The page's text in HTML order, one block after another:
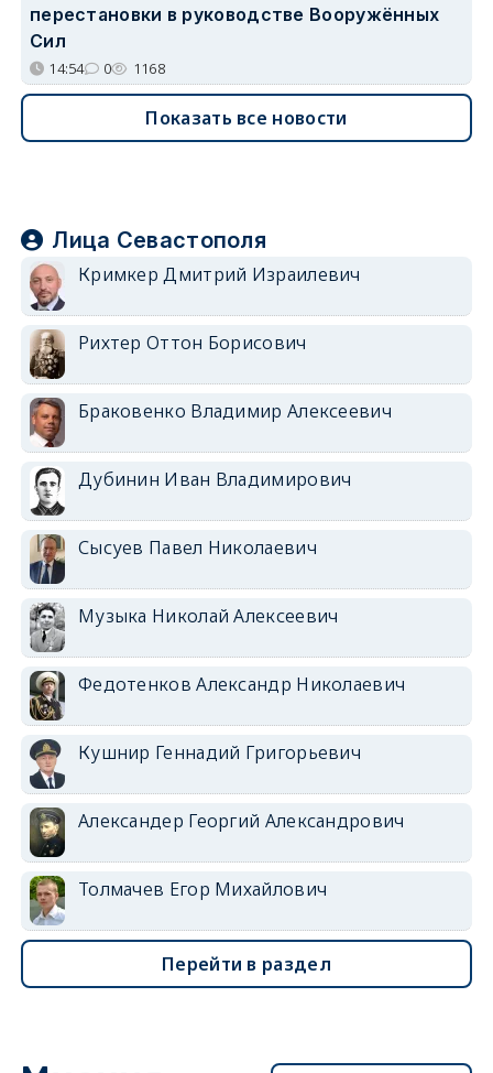
перестановки в руководстве Вооружённых
Сил
14:54 0 1168
Показать все новости
Лица Севастополя
Кримкер Дмитрий Израилевич
Рихтер Оттон Борисович
Браковенко Владимир Алексеевич
Дубинин Иван Владимирович
Сысуев Павел Николаевич
Музыка Николай Алексеевич
Федотенков Александр Николаевич
Кушнир Геннадий Григорьевич
Александер Георгий Александрович
Толмачев Егор Михайлович
Перейти в раздел